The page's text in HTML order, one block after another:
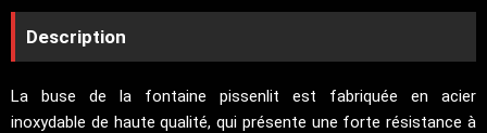
Description
La buse de la fontaine pissenlit est fabriquée en acier
inoxydable de haute qualité, qui présente une forte résistance à